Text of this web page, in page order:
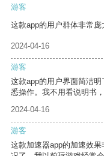
游客
这款app的用户群体非常庞
2024-04-16
游客
这款app的用户界面简洁
悉操作。我不用看说明书
2024-04-16
游客
这款加速器app的加速效